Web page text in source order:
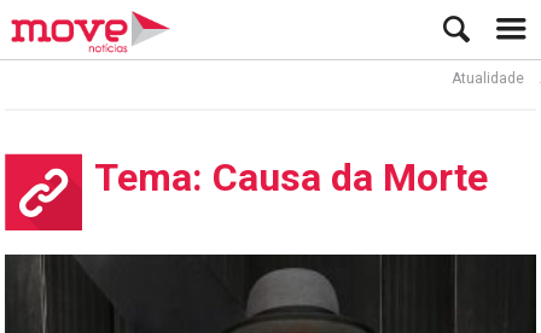
Atualidade Ator
Tema: Causa da Morte